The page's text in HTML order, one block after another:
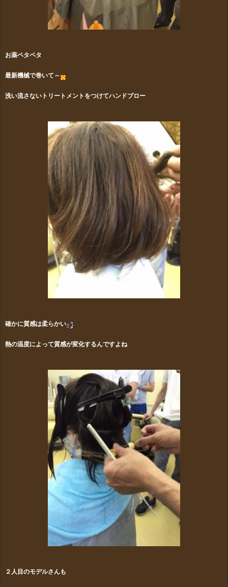
お薬ペタペタ
最新機械で巻いて～
洗い流さないトリートメントをつけてハンドブロー
確かに質感は柔らかい
熱の温度によって質感が変化するんですよね
２人目のモデルさんも